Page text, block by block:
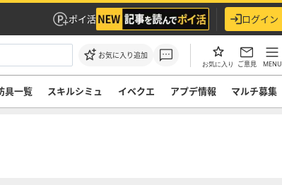
ポイ活 ログイン
お気に入り追加
お気に入り ご意見 MENU
具一覧 スキルシミュ イベクエ アプデ情報 マルチ募集